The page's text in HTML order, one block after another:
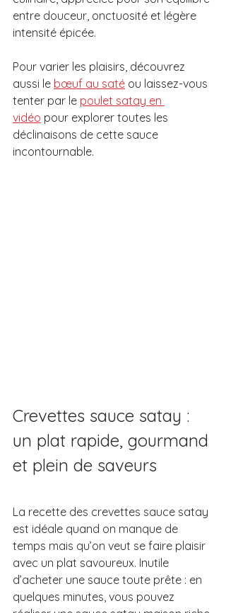
entre douceur, onctuosité et légère
intensité épicée.
Pour varier les plaisirs, découvrez
aussi le bœuf au saté ou laissez-vous
tenter par le poulet satay en
vidéo pour explorer toutes les
déclinaisons de cette sauce
incontournable.
Crevettes sauce satay :
un plat rapide, gourmand
et plein de saveurs
La recette des crevettes sauce satay
est idéale quand on manque de
temps mais qu’on veut se faire plaisir
avec un plat savoureux. Inutile
d’acheter une sauce toute prête : en
quelques minutes, vous pouvez